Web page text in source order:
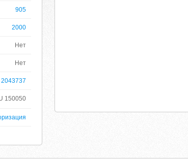
905
2000
Нет
Нет
2043737
150050